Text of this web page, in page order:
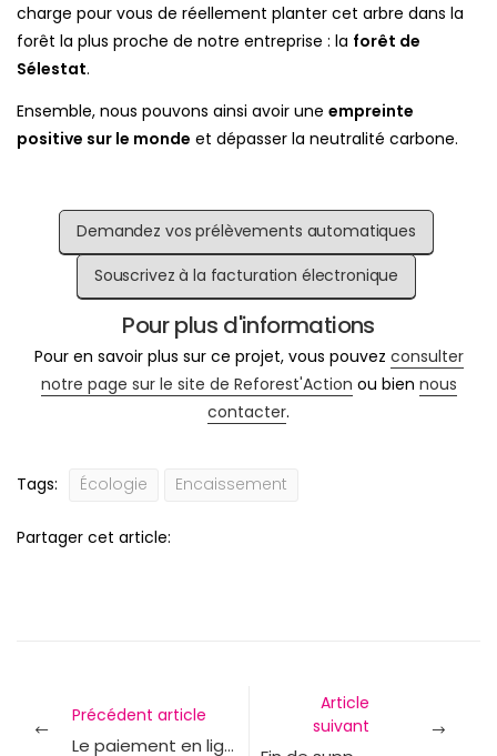
charge pour vous de réellement planter cet arbre dans la
forêt la plus proche de notre entreprise : la forêt de
Sélestat.
Ensemble, nous pouvons ainsi avoir une empreinte
positive sur le monde et dépasser la neutralité carbone.
Demandez vos prélèvements automatiques
Souscrivez à la facturation électronique
Pour plus d'informations
Pour en savoir plus sur ce projet, vous pouvez consulter
notre page sur le site de Reforest'Action ou bien nous
contacter.
Tags: Écologie Encaissement
Partager cet article:
Précédent article
Le paiement en ligne est disponible !
Article
suivant